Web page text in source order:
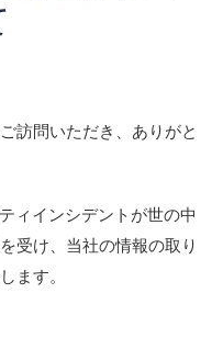
訪問いただき、ありがと
ィインシデントが世の中
受け、当社の情報の取り
ます。